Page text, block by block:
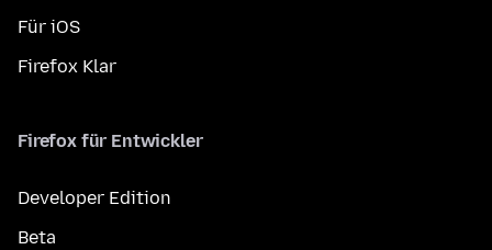
Für iOS
Firefox Klar
Firefox für Entwickler
Developer Edition
Beta